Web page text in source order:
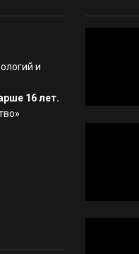
и
16 лет.